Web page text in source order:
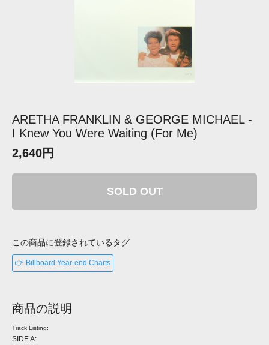
ARETHA FRANKLIN & GEORGE MICHAEL -
I Knew You Were Waiting (For Me)
2,640円
SOLD OUT
この商品に登録されているタグ
👉 Billboard Year-end Charts
商品の説明
Track Listing:
SIDE A: